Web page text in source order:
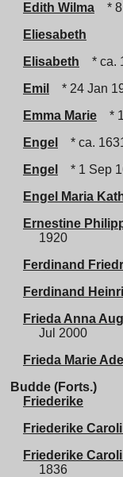
Edith Wilma
*
Eliesabeth
Elisabeth
* ca.
Emil
* 24 Jan
Emma Marie
*
Engel
* ca.
Engel
* 1 Sep
Engel Maria
Ernestine
1920
Ferdinand
Ferdinand
Frieda Anna
Jul 2000
Frieda Marie
Budde (Forts.)
Friederike
Friederike
Friederike
1836